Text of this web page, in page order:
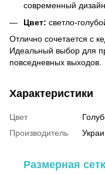
современный дизайн
Цвет: светло-
Отлично сочетается с
Идеальный выбор для
повседневных выходов.
Характеристики
Цвет
Производитель
Размерная